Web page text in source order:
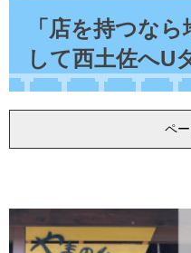
「店を持つな
して西土佐へU
ペ